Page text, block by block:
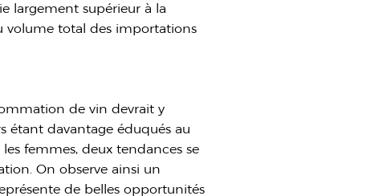
largement supérieur à la
volume total des importations
de vin devrait y
étant davantage éduqués au
femmes, deux tendances se
On observe ainsi un
de belles opportunités